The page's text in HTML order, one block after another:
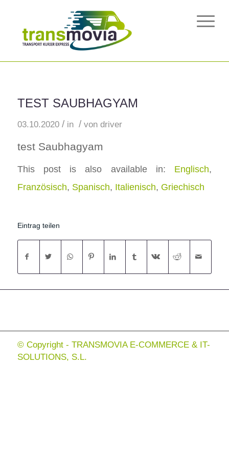
TEST SAUBHAGYAM
03.10.2020 / in / von driver
test Saubhagyam
This post is also available in: Englisch
Französisch Spanisch Italienisch Griechisch
Eintrag teilen
© Copyright - TRANSMOVIA E-COMMERCE & IT-
SOLUTIONS, S.L.